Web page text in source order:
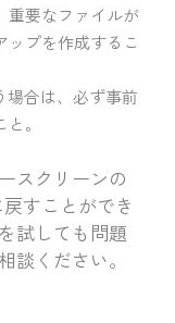
重要なファイルが
ップを作成するこ
場合は、必ず事前
。
スクリーンの
すことができ
試しても問題
談ください。